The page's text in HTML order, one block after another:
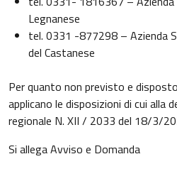
Legnanese
tel. 0331 -877298 – Azienda
del Castanese
Per quanto non previsto e
applicano le disposizioni di cui alla
regionale N. XII / 2033 del 18/3/
Si allega Avviso e Domanda